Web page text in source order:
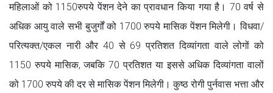
महिलाओं को 1150रुपये पेंशन देने का प्रावधान किया गया है। 70 वर्ष से
अधिक आयु वाले सभी बुजुर्गों को 1700 रुपये मासिक पेंशन मिलेगी। विधवा/
परित्यक्त/एकल नारी और 40 से 69 प्रतिशत दिव्यांगता वाले लोगों को
1150 रुपये मासिक, जबकि 70 प्रतिशत या इससे अधिक दिव्यांगता वालों
को 1700 रुपये की दर से मासिक पेंशन मिलेगी। कुष्ठ रोगी पुर्नवास भत्ता और